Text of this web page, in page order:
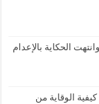
الحكاية بالإعدام
الوقاية من